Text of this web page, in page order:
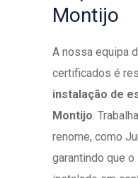
Montijo
A nossa equipa
certificados é
instalação de
Montijo .
renome, como
garantindo que